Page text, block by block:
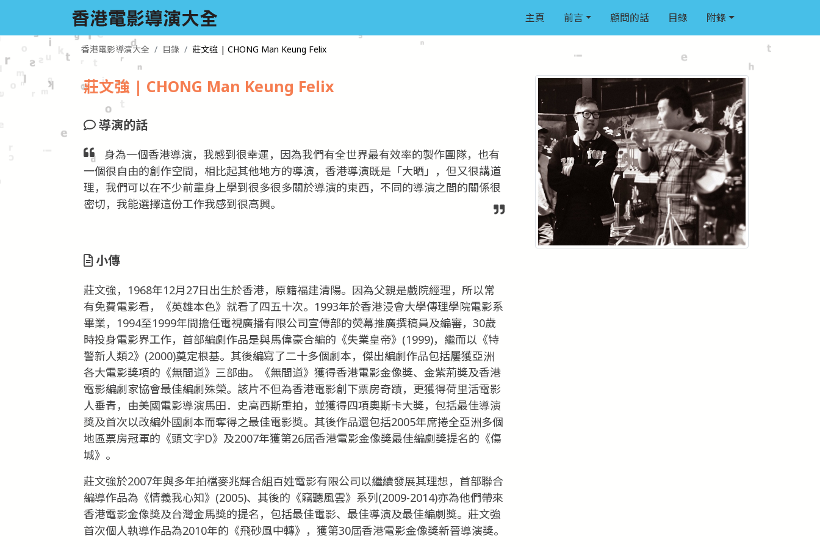
主頁 前言 顧問的話 目錄 附錄
香港電影導演大全 目錄 莊文強 | CHONG Man Keung Felix
莊文強 | CHONG Man Keung Felix
導演的話
身為一個香港導演，我感到很幸運，因為我們有全世界最有效率的製作團隊，也有
一個很自由的創作空間，相比起其他地方的導演，香港導演既是「大晒」，但又很講道
理，我們可以在不少前輩身上學到很多很多關於導演的東西，不同的導演之間的關係很
密切，我能選擇這份工作我感到很高興。
小傳
莊文強，1968年12月27日出生於香港，原籍福建清陽。因為父親是戲院經理，所以常
有免費電影看，《英雄本色》就看了四五十次。1993年於香港浸會大學傳理學院電影系
畢業，1994至1999年間擔任電視廣播有限公司宣傳部的熒幕推廣撰稿員及編審，30歲
時投身電影界工作，首部編劇作品是與馬偉豪合編的《失業皇帝》(1999)，繼而以《特
警新人類2》(2000)奠定根基。其後編寫了二十多個劇本，傑出編劇作品包括屢獲亞洲
各大電影獎項的《無間道》三部曲。《無間道》獲得香港電影金像獎、金紫荊獎及香港
電影編劇家協會最佳編劇殊榮。該片不但為香港電影創下票房奇蹟，更獲得荷里活電影
人垂青，由美國電影導演馬田．史高西斯重拍，並獲得四項奧斯卡大獎，包括最佳導演
獎及首次以改編外國劇本而奪得之最佳電影獎。其後作品還包括2005年席捲全亞洲多個
地區票房冠軍的《頭文字D》及2007年獲第26屆香港電影金像獎最佳編劇獎提名的《傷
城》。
莊文強於2007年與多年拍檔麥兆輝合組百姓電影有限公司以繼續發展其理想，首部聯合
編導作品為《情義我心知》(2005)、其後的《竊聽風雲》系列(2009-2014)亦為他們帶來
香港電影金像獎及台灣金馬獎的提名，包括最佳電影、最佳導演及最佳編劇獎。莊文強
首次個人執導作品為2010年的《飛砂風中轉》，獲第30屆香港電影金像獎新晉導演獎。